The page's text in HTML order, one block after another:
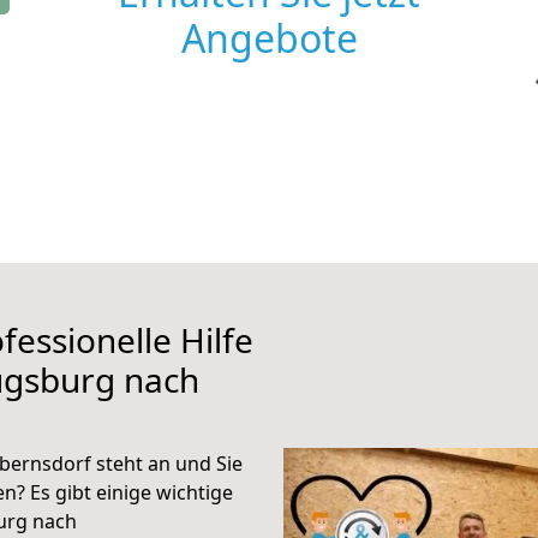
Angebote
Hilfe
nach
steht an und Sie
Es gibt einige wichtige
nach